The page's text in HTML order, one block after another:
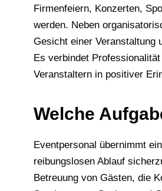
Firmenfeiern, Konzerten,
werden. Neben
Gesicht einer Veranstaltung
Es verbindet
Veranstaltern in positiver
Welche
Eventpersonal übernimmt
reibungslosen Ablauf
Betreuung von Gästen, die